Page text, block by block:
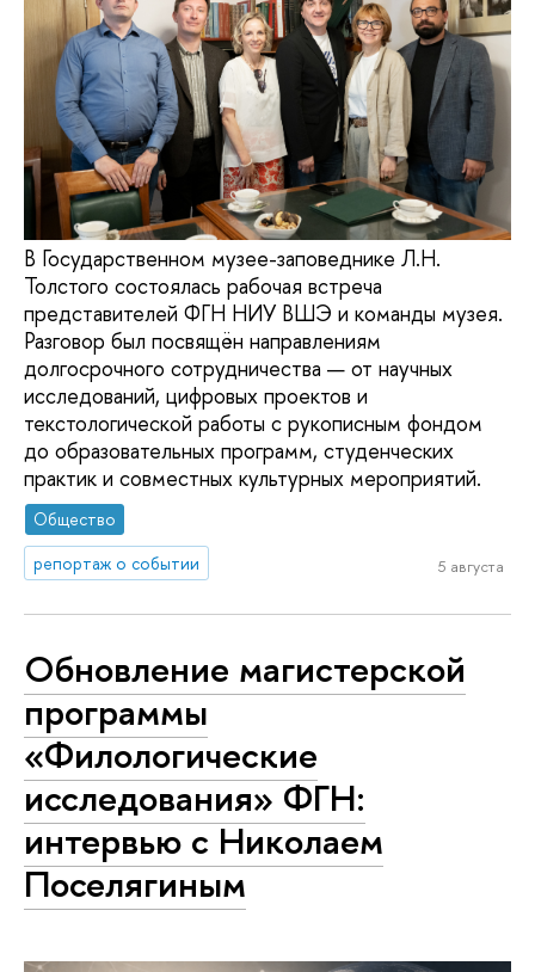
В Государственном музее-заповеднике Л.Н.
Толстого состоялась рабочая встреча
представителей ФГН НИУ ВШЭ и команды музея.
Разговор был посвящён направлениям
долгосрочного сотрудничества — от научных
исследований, цифровых проектов и
текстологической работы с рукописным фондом
до образовательных программ, студенческих
практик и совместных культурных мероприятий.
Общество
репортаж о событии
5 августа
Обновление магистерской
программы
«Филологические
исследования» ФГН:
интервью с Николаем
Поселягиным